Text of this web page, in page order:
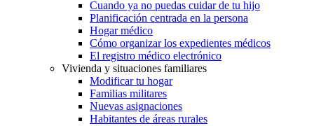
Cuando ya no puedas cuidar de tu hijo
Planificación centrada en la persona
Hogar médico
Cómo organizar los expedientes médicos
El registro médico electrónico
Vivienda y situaciones familiares
Modificar tu hogar
Familias militares
Nuevas asignaciones
Habitantes de áreas rurales